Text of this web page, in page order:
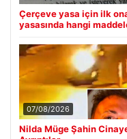
Çerçeve yasa için ilk
yasasında hangi
07/08/2026
Nilda Müge Şahin